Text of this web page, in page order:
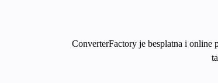
ConverterFactory je besplatna i